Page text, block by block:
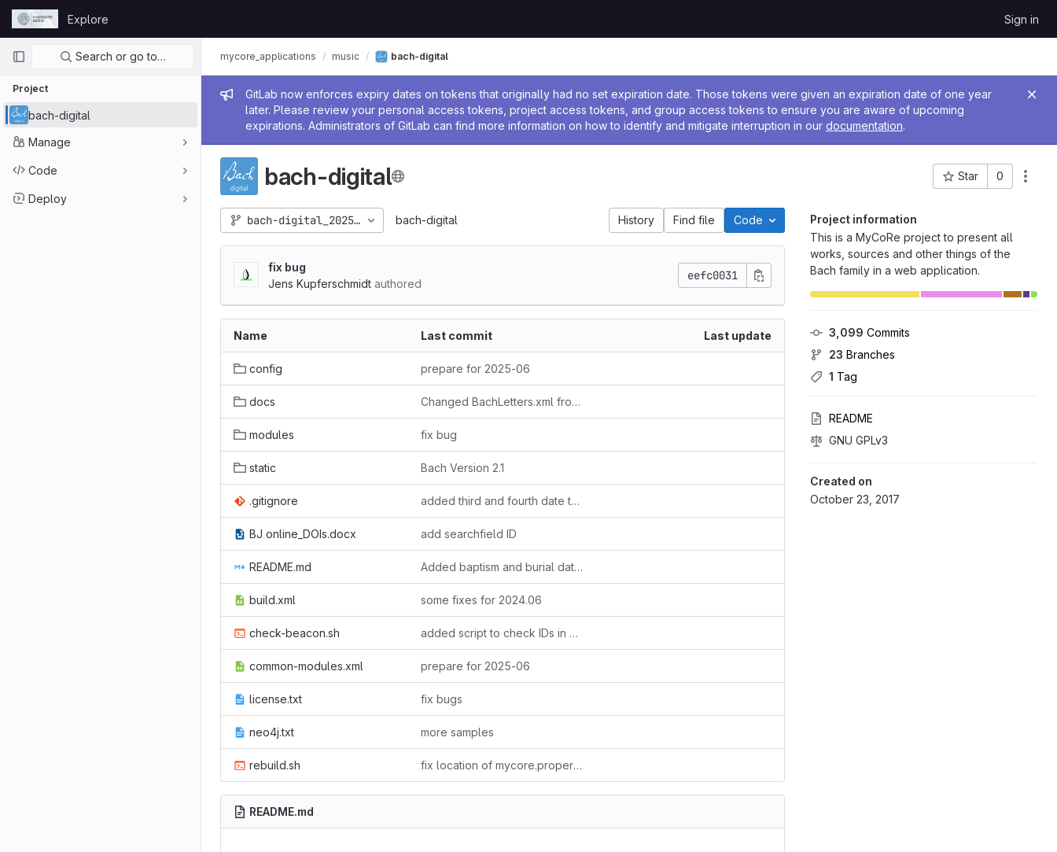
Skip to content
GitLab
Explore Sign in
Primary navigation
Search or go to…
Project
bach-digital
Manage
Code
Deploy
Admin message
GitLab now enforces expiry dates on tokens that originally had no set expiration date. Those tokens were given an expiration date of one year
later. Please review your personal access tokens, project access tokens, and group access tokens to ensure you are aware of upcoming
expirations. Administrators of GitLab can find more information on how to identify and mitigate interruption in our documentation.
mycore_applications music bach-digital
bach-digital Star 0
Project ID: 37
Project information
This is a MyCoRe project to present all
works, sources and other things of the
Bach family in a web application.
3,099 Commits
23 Branches
1 Tag
README
GNU GPLv3
Created on
October 23, 2017
bach-digital_2025_06 bach-digital History Find file Code
fix bug
Jens Kupferschmidt authored
eefc0031
Name Last commit Last update
config prepare for 2025-06
docs Changed BachLetters.xml from Klaus Rettinghaus
modules fix bug
static Bach Version 2.1
.gitignore added third and fourth date to xml / json
BJ online_DOIs.docx add searchfield ID
README.md Added baptism and burial dates / places
build.xml some fixes for 2024.06
check-beacon.sh added script to check IDs in beacon
common-modules.xml prepare for 2025-06
license.txt fix bugs
neo4j.txt more samples
rebuild.sh fix location of mycore.properties file
README.md